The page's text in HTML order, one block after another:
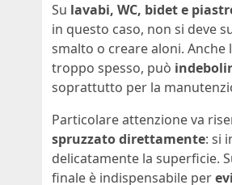
Su lavabi, WC, bidet e
in questo caso, non si deve
smalto o creare aloni. Anche
troppo spesso, può
soprattutto per la
Particolare attenzione va
spruzzato direttamente: si
delicatamente la superficie.
finale è indispensabile per